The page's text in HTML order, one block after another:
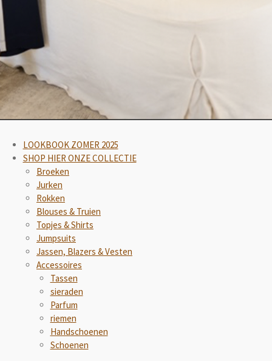
LOOKBOOK ZOMER 2025
SHOP HIER ONZE COLLECTIE
Broeken
Jurken
Rokken
Blouses & Truien
Topjes & Shirts
Jumpsuits
Jassen, Blazers & Vesten
Accessoires
Tassen
sieraden
Parfum
riemen
Handschoenen
Schoenen